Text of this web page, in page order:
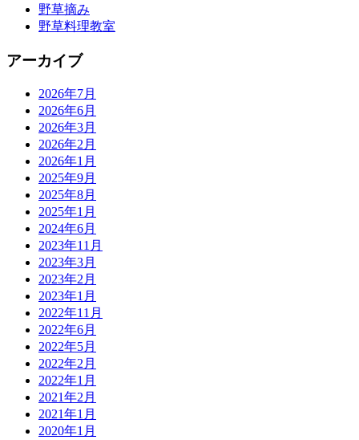
野草摘み
野草料理教室
アーカイブ
2026年7月
2026年6月
2026年3月
2026年2月
2026年1月
2025年9月
2025年8月
2025年1月
2024年6月
2023年11月
2023年3月
2023年2月
2023年1月
2022年11月
2022年6月
2022年5月
2022年2月
2022年1月
2021年2月
2021年1月
2020年1月